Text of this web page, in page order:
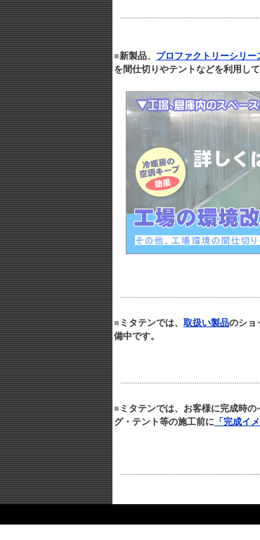
■新製品、 プロファクトリーシリー
を間仕切りやテントなどを利用し
■ ミタテンでは、 取扱い製品のショ
備中です。
■ ミタテンでは、お客様に完成時
グ・テント等の施工前に 「完成イ